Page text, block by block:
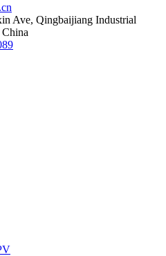
Ave, Qingbaijiang Industrial